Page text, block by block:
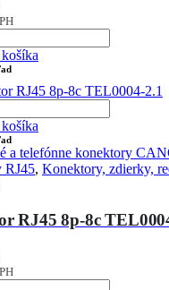
a telefónne konektory
RJ45, Konektory, zdierky,
RJ45 8p-8c